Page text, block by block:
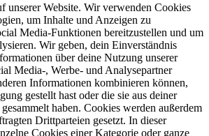
unserer Website. Wir verwenden Cookies
um Inhalte und Anzeigen zu
Media-Funktionen bereitzustellen und um
Wir geben, dein Einverständnis
über deine Nutzung unserer
Media-, Werbe- und Analysepartner
Informationen kombinieren können,
gestellt hast oder die sie aus deiner
haben. Cookies werden außerdem
Drittparteien gesetzt. In dieser
Cookies einer Kategorie oder ganze